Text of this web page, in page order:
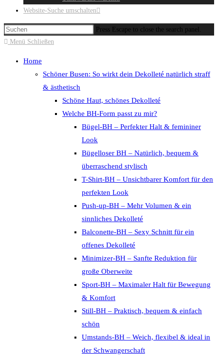
Website-Suche umschalten
Press Escape to close the search panel.
Menü Schließen
Home
Schöner Busen: So wirkt dein Dekolleté natürlich straff
& ästhetisch
Schöne Haut, schönes Dekolleté
Welche BH-Form passt zu mir?
Bügel-BH – Perfekter Halt & femininer
Look
Bügelloser BH – Natürlich, bequem &
überraschend stylisch
T-Shirt-BH – Unsichtbarer Komfort für den
perfekten Look
Push-up-BH – Mehr Volumen & ein
sinnliches Dekolleté
Balconette-BH – Sexy Schnitt für ein
offenes Dekolleté
Minimizer-BH – Sanfte Reduktion für
große Oberweite
Sport-BH – Maximaler Halt für Bewegung
& Komfort
Still-BH – Praktisch, bequem & einfach
schön
Umstands-BH – Weich, flexibel & ideal in
der Schwangerschaft